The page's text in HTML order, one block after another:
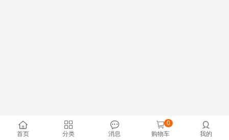

首页

分类

消息

购物车
0 
我的